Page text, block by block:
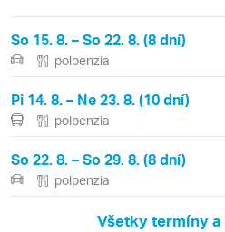
So 15. 8. – So 22. 8. (8 dní)
polpenzia
Pi 14. 8. – Ne 23. 8. (10 dní)
polpenzia
So 22. 8. – So 29. 8. (8 dní)
polpenzia
Všetky termíny a